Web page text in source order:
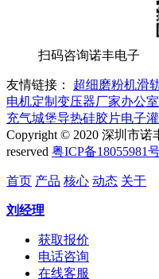
扫码咨询诺丰电子
友情链接： 超细磨粉机滑
电机定制变压器厂家办公
充气城堡导热硅胶片电子
Copyright © 2020 深圳市
reserved 粤ICP备18055981
首页 产品 核心 动态 关于
刘经理
获取报价
电话咨询
在线客服